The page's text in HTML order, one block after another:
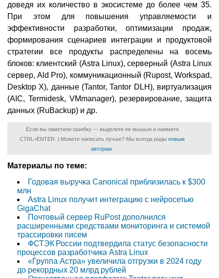
доведя их количество в экосистеме до более чем 35.
При этом для повышения управляемости и
эффективности разработки, оптимизации продаж,
формирования сценариев интеграции и продуктовой
стратегии все продукты распределены на восемь
блоков: клиентский (Astra Linux), серверный (Astra Linux
сервер, Ald Pro), коммуникационный (Rupost, Workspad,
Desktop X), данные (Tantor, Tantor DLH), виртуализация
(AIC, Termidesk, VMmanager), резервирование, защита
данных (RuBackup) и др.
Если вы заметили ошибку — выделите ее мышью и нажмите
CTRL+ENTER. | Можете написать лучше? Мы всегда рады новым
авторам
Материалы по теме:
Годовая выручка Canonical приблизилась к $300
млн
Astra Linux получит интеграцию с нейросетью
GigaChat
Почтовый сервер RuPost дополнился
расширенными средствами мониторинга и системой
трассировки писем
ФСТЭК России подтвердила статус безопасности
процессов разработчика Astra Linux
«Группа Астра» увеличила отгрузки в 2024 году
до рекордных 20 млрд рублей